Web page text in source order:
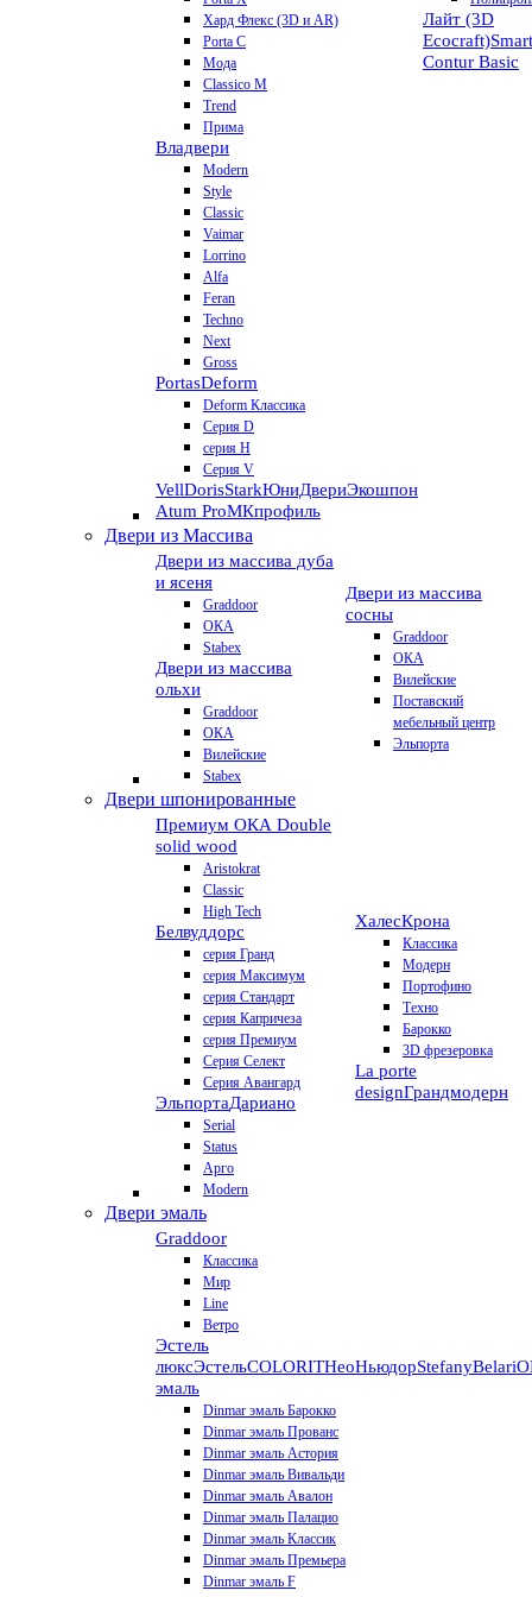
Хард Флекс (3D и AR)
Porta C
Мода
Classico M
Trend
Прима
Владвери
Modern
Style
Classic
Vaimar
Lorrino
Alfa
Feran
Techno
Next
Gross
PortasDeform
Deform Классика
Серия D
серия H
Серия V
VellDorisStarkЮниДвериЭкошпон
Atum ProМКпрофиль
Лайт (3D
Ecocraft)Smart
Contur Basic
Двери из Массива
Двери из массива дуба
и ясеня
Graddoor
ОКА
Stabex
Двери из массива
ольхи
Graddoor
ОКА
Вилейские
Stabex
Двери из массива
сосны
Graddoor
ОКА
Вилейские
Поставский
мебельный центр
Эльпорта
Двери шпонированные
Премиум ОКА Double
solid wood
Aristokrat
Classic
High Tech
Белвуддорс
серия Гранд
серия Максимум
серия Стандарт
серия Капричеза
серия Премиум
Серия Селект
Серия Авангард
ЭльпортаДариано
Serial
Status
Арго
Modern
ХалесКрона
Классика
Модерн
Портофино
Техно
Барокко
3D фрезеровка
La porte
designГрандмодерн
Двери эмаль
Graddoor
Классика
Мир
Line
Ветро
Эстель
люксЭстельCOLORITНеоНьюдорStefanyBelari
эмаль
Dinmar эмаль Барокко
Dinmar эмаль Прованс
Dinmar эмаль Астория
Dinmar эмаль Вивальди
Dinmar эмаль Авалон
Dinmar эмаль Палацио
Dinmar эмаль Классик
Dinmar эмаль Премьера
Dinmar эмаль F